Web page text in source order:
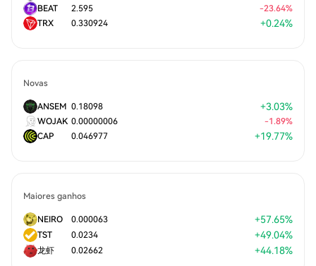
BEAT 2.595 -23.64%
TRX
0.330924 +0.24%
Novas
ANSEM 0.18098 +3.03%
WOJAK 0.00000006 -1.89%
CAP
0.046977 +19.77%
Maiores ganhos
NEIRO 0.000063 +57.65%
TST 0.0234 +49.04%
龙虾 0.02662 +44.18%